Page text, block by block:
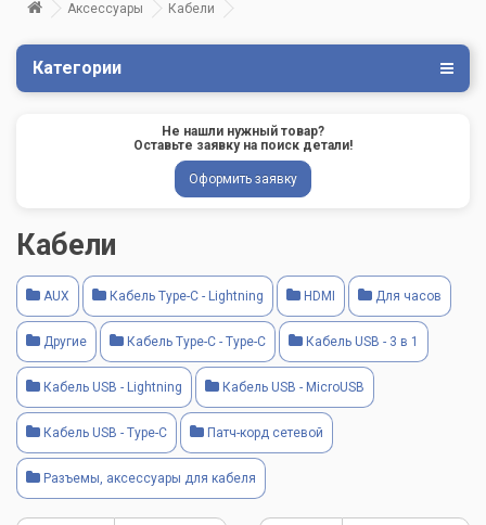
Аксессуары Кабели
Категории
Не нашли нужный товар?
Оставьте заявку на поиск детали!
Оформить заявку
Кабели
AUX Кабель Type-C - Lightning HDMI Для часов
Другие Кабель Type-C - Type-C Кабель USB - 3 в 1
Кабель USB - Lightning Кабель USB - MicroUSB
Кабель USB - Type-C Патч-корд сетевой
Разъемы, аксессуары для кабеля